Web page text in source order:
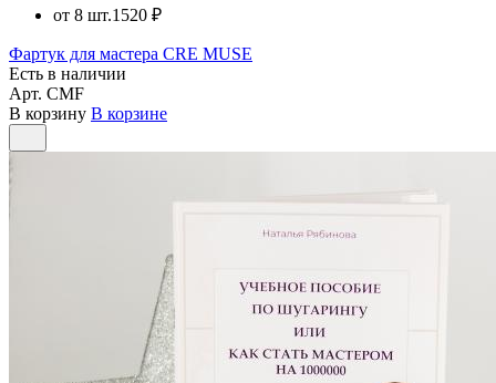
от 8 шт.1520 ₽
Фартук для мастера CRE MUSE
Есть в наличии
Арт. CMF
В корзину В корзине